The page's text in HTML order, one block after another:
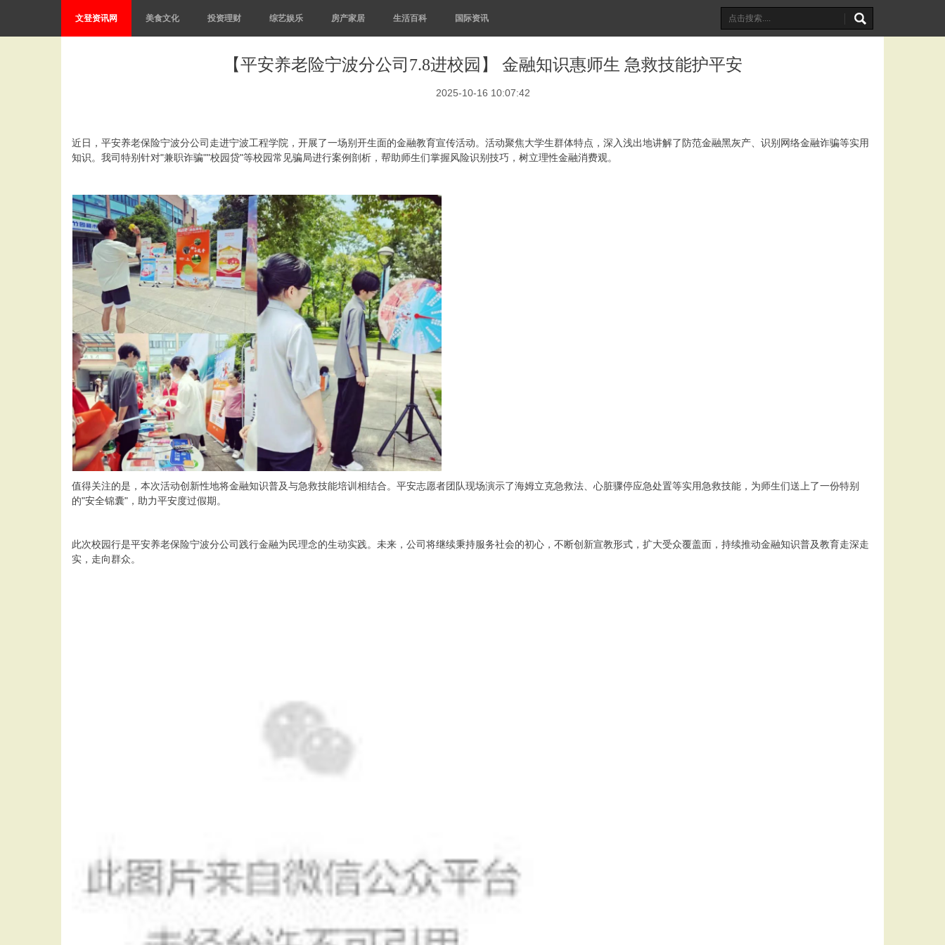
文登资讯网 美食文化 投资理财 综艺娱乐 房产家居 生活百科 国际资讯
【平安养老险宁波分公司7.8进校园】 金融知识惠师生 急救技能护平安
2025-10-16 10:07:42
近日，平安养老保险宁波分公司走进宁波工程学院，开展了一场别开生面的金融教育宣传活动。活动聚焦大学生群体特点，深入浅出地讲解了防范金融黑灰产、识别网络金融诈骗等实用
知识。我司特别针对"兼职诈骗""校园贷"等校园常见骗局进行案例剖析，帮助师生们掌握风险识别技巧，树立理性金融消费观。
值得关注的是，本次活动创新性地将金融知识普及与急救技能培训相结合。平安志愿者团队现场演示了海姆立克急救法、心脏骤停应急处置等实用急救技能，为师生们送上了一份特别
的"安全锦囊"，助力平安度过假期。
此次校园行是平安养老保险宁波分公司践行金融为民理念的生动实践。未来，公司将继续秉持服务社会的初心，不断创新宣教形式，扩大受众覆盖面，持续推动金融知识普及教育走深走
实，走向群众。